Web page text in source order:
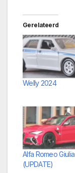
Gerelateerd
Welly 2024
Alfa Romeo Giulia
(UPDATE)